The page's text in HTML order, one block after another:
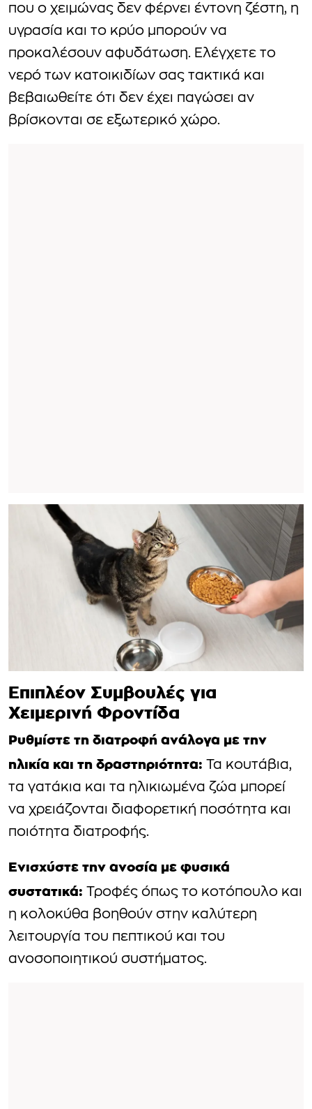
που ο χειμώνας δεν φέρνει έντονη ζέστη, η
υγρασία και το κρύο μπορούν να
προκαλέσουν αφυδάτωση. Ελέγχετε το
νερό των κατοικιδίων σας τακτικά και
βεβαιωθείτε ότι δεν έχει παγώσει αν
βρίσκονται σε εξωτερικό χώρο.
Επιπλέον Συμβουλές για
Χειμερινή Φροντίδα
Ρυθμίστε τη διατροφή ανάλογα με την
ηλικία και τη δραστηριότητα: Τα κουτάβια,
τα γατάκια και τα ηλικιωμένα ζώα μπορεί
να χρειάζονται διαφορετική ποσότητα και
ποιότητα διατροφής.
Ενισχύστε την ανοσία με φυσικά
συστατικά: Τροφές όπως το κοτόπουλο και
η κολοκύθα βοηθούν στην καλύτερη
λειτουργία του πεπτικού και του
ανοσοποιητικού συστήματος.